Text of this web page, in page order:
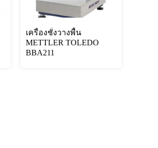
เครื่องชั่งวางพื้น
METTLER TOLEDO
BBA211